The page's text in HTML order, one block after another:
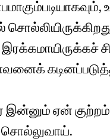
எவனைக்
ஏன்
சொல்லுவாய்.